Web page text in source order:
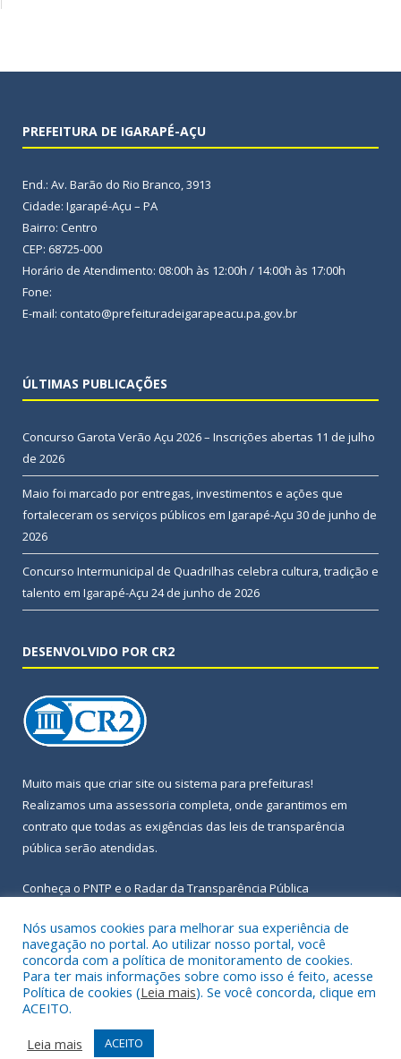
PREFEITURA DE IGARAPÉ-AÇU
End.: Av. Barão do Rio Branco, 3913
Cidade: Igarapé-Açu – PA
Bairro: Centro
CEP: 68725-000
Horário de Atendimento: 08:00h às 12:00h / 14:00h às 17:00h
Fone:
E-mail: contato@prefeituradeigarapeacu.pa.gov.br
ÚLTIMAS PUBLICAÇÕES
Concurso Garota Verão Açu 2026 – Inscrições abertas 11 de julho
de 2026
Maio foi marcado por entregas, investimentos e ações que
fortaleceram os serviços públicos em Igarapé-Açu 30 de junho de
2026
Concurso Intermunicipal de Quadrilhas celebra cultura, tradição e
talento em Igarapé-Açu 24 de junho de 2026
DESENVOLVIDO POR CR2
Muito mais que criar site ou sistema para prefeituras!
Realizamos uma assessoria completa, onde garantimos em
contrato que todas as exigências das leis de transparência
pública serão atendidas.
Conheça o PNTP e o Radar da Transparência Pública
Todos os direitos reservados a Prefeitura Municipal de Igarapé-
Açu.
Frequência Online
Nós usamos cookies para melhorar sua experiência de
navegação no portal. Ao utilizar nosso portal, você
concorda com a política de monitoramento de cookies.
Para ter mais informações sobre como isso é feito, acesse
Política de cookies (Leia mais). Se você concorda, clique em
ACEITO.
Leia mais
ACEITO